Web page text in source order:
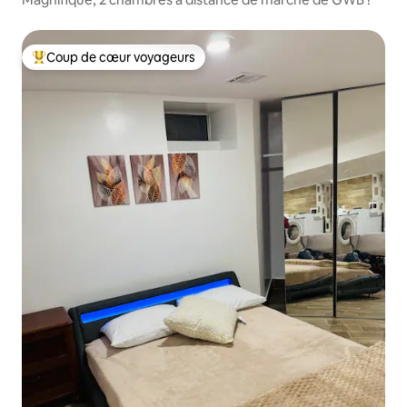
Coups de cœur voyageurs les plus appréciés
Coup de cœur voyageurs